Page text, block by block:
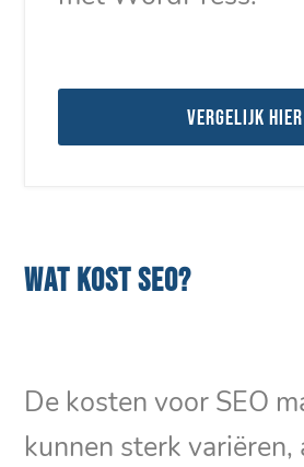
Vergelijk hier
WAT KOST SEO?
De kosten voor SEO
kunnen sterk variëren,